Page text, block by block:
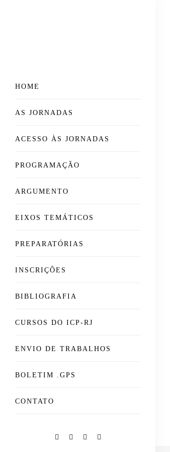
HOME
AS JORNADAS
ACESSO ÀS JORNADAS
PROGRAMAÇÃO
ARGUMENTO
EIXOS TEMÁTICOS
PREPARATÓRIAS
INSCRIÇÕES
BIBLIOGRAFIA
CURSOS DO ICP-RJ
ENVIO DE TRABALHOS
BOLETIM .GPS
CONTATO